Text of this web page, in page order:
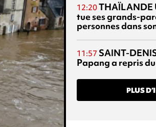
12:20THAÏLANDE
tue ses grands-
personnes dans
11:57 SAINT-
Papang a repris
PLUS